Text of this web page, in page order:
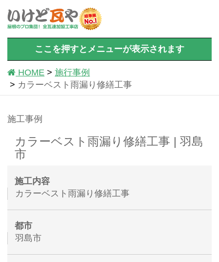
ここを押すとメニューが表示されます
HOME
施行事例
カラーベスト雨漏り修繕工事
施工事例
カラーベスト雨漏り修繕工事 | 羽島
市
施工内容
カラーベスト雨漏り修繕工事
都市
羽島市